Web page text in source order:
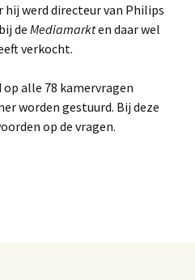
hij werd directeur van Philips
de Mediamarkten daar wel
verkocht.
alle 78 kamervragen
worden gestuurd. Bij deze
op de vragen.